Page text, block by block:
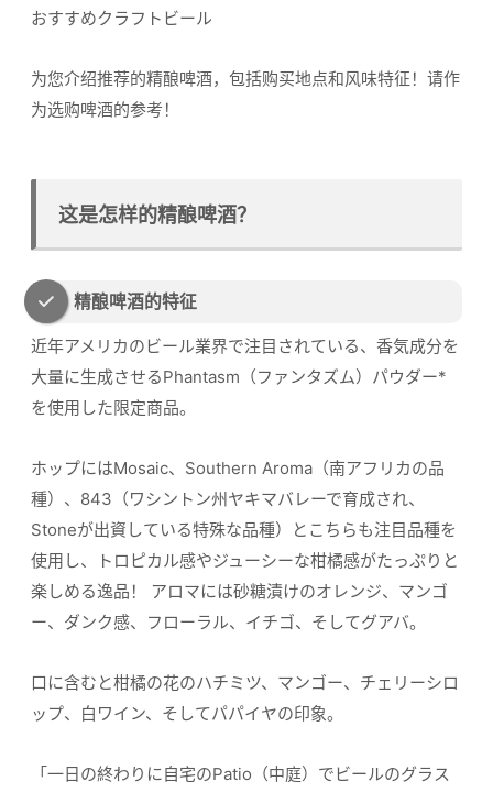
おすすめクラフトビール
为您介绍推荐的精酿啤酒，包括购买地点和风味特征！请作
为选购啤酒的参考！
这是怎样的精酿啤酒？
精酿啤酒的特征
近年アメリカのビール業界で注目されている、香気成分を
大量に生成させるPhantasm（ファンタズム）パウダー*
を使用した限定商品。
ホップにはMosaic、Southern Aroma（南アフリカの品
種）、843（ワシントン州ヤキマバレーで育成され、
Stoneが出資している特殊な品種）とこちらも注目品種を
使用し、トロピカル感やジューシーな柑橘感がたっぷりと
楽しめる逸品！ アロマには砂糖漬けのオレンジ、マンゴ
ー、ダンク感、フローラル、イチゴ、そしてグアバ。
口に含むと柑橘の花のハチミツ、マンゴー、チェリーシロ
ップ、白ワイン、そしてパパイヤの印象。
「一日の終わりに自宅のPatio（中庭）でビールのグラス